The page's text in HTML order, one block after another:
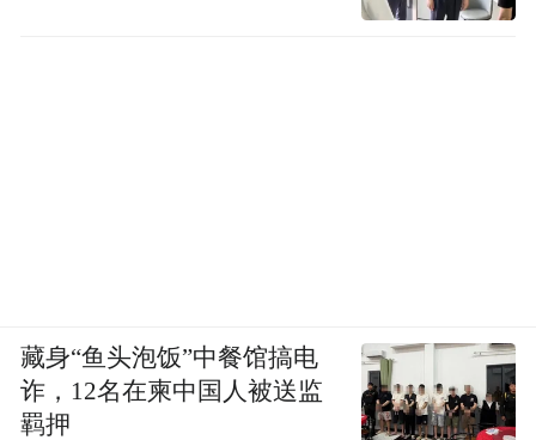
藏身“鱼头泡饭”中餐馆搞电
诈，12名在柬中国人被送监
羁押